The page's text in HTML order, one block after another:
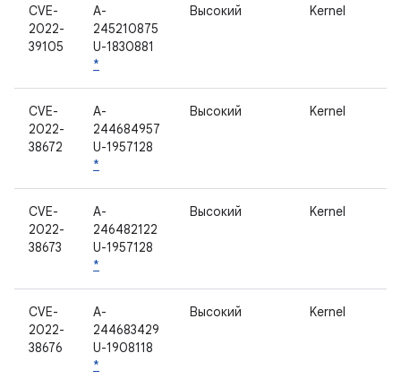
CVE-
2022-
39105
A-
245210875
U-1830881
*
Высокий Kernel
CVE-
2022-
38672
A-
244684957
U-1957128
*
Высокий Kernel
CVE-
2022-
38673
A-
246482122
U-1957128
*
Высокий Kernel
CVE-
2022-
38676
A-
244683429
U-1908118
*
Высокий Kernel